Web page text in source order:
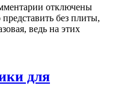
к
записи
Запчасти
отключены
без плиты,
ведь на этих
для